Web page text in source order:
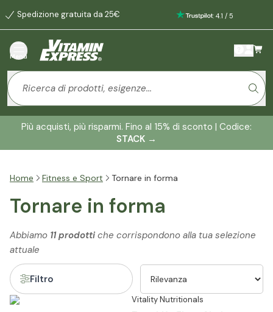
Spedizione gratuita da 25€ : 4.1 / 5
Menù
Più acquisti, più risparmi. Fino al 15% di sconto | Codice:
STACK →
Home Fitness e Sport Tornare in forma
Tornare in forma
Abbiamo 11 prodotti che corrispondono alla tua selezione
attuale
Filtro
Vitality Nutritionals